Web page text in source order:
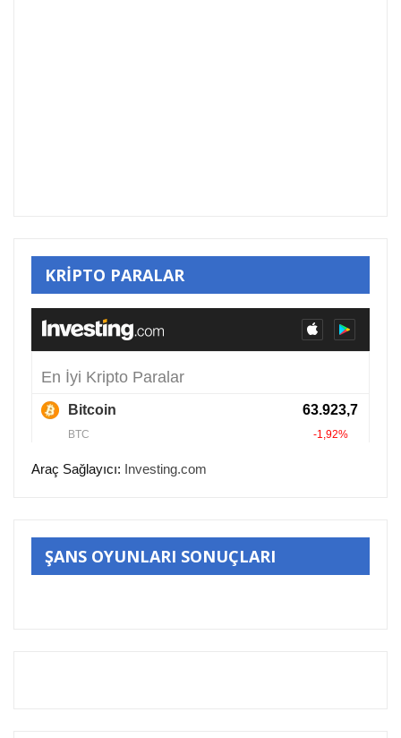
KRİPTO PARALAR
Araç Sağlayıcı: Investing.com
ŞANS OYUNLARI SONUÇLARI